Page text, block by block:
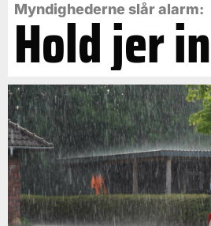
Myndighederne slår alarm:
Hold jer